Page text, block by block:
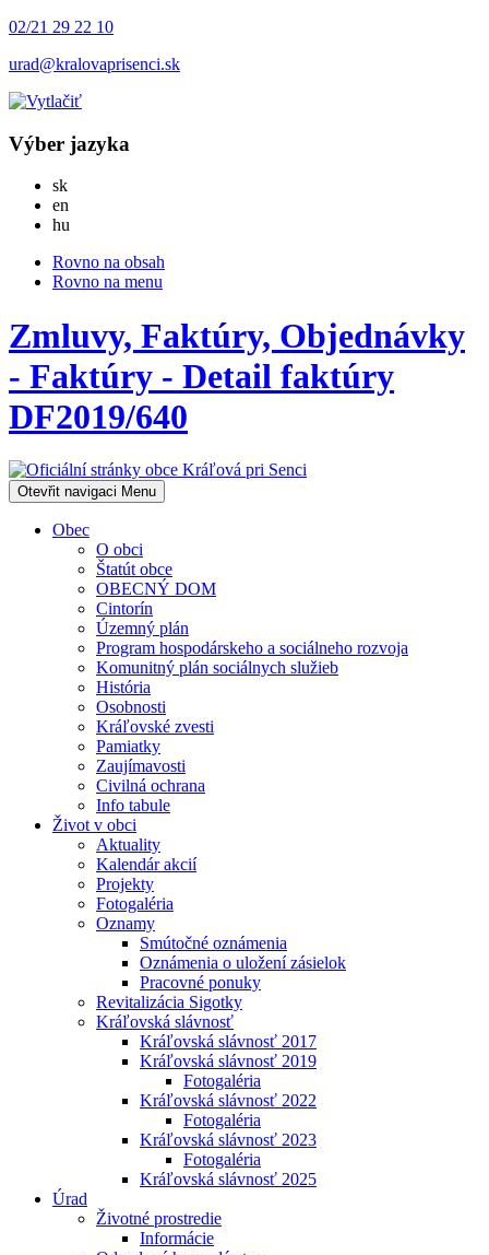
02/21 29 22 10
urad@kralovaprisenci.sk
Výber jazyka
skSlovensky
en
hu
Rovno na obsah
Rovno na menu
Zmluvy, Faktúry, Objednávky
- Faktúry - Detail faktúry
DF2019/640
Otevřit navigaci Menu
Obec
O obci
Štatút obce
OBECNÝ DOM
Cintorín
Územný plán
Program hospodárskeho a sociálneho rozvoja
Komunitný plán sociálnych služieb
História
Osobnosti
Kráľovské zvesti
Pamiatky
Zaujímavosti
Civilná ochrana
Info tabule
Život v obci
Aktuality
Kalendár akcií
Projekty
Fotogaléria
Oznamy
Smútočné oznámenia
Oznámenia o uložení zásielok
Pracovné ponuky
Revitalizácia Sigotky
Kráľovská slávnosť
Kráľovská slávnosť 2017
Kráľovská slávnosť 2019
Fotogaléria
Kráľovská slávnosť 2022
Fotogaléria
Kráľovská slávnosť 2023
Fotogaléria
Kráľovská slávnosť 2025
Úrad
Životné prostredie
Informácie